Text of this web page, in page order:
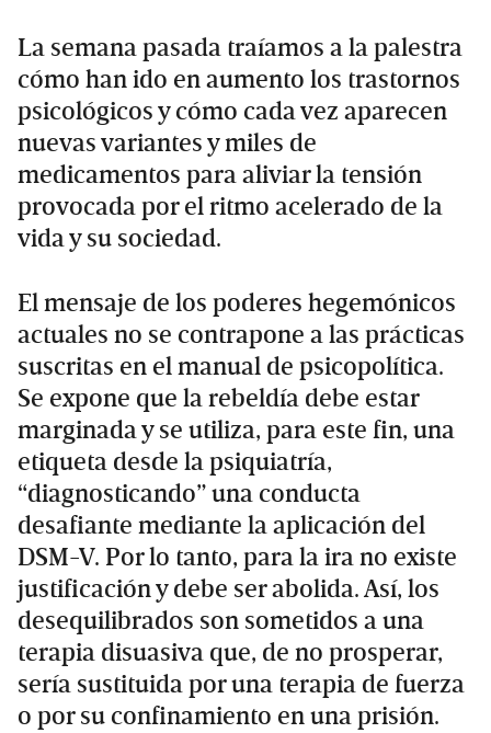
La semana pasada traíamos a la palestra
cómo han ido en aumento los trastornos
psicológicos y cómo cada vez aparecen
nuevas variantes y miles de
medicamentos para aliviar la tensión
provocada por el ritmo acelerado de la
vida y su sociedad.
El mensaje de los poderes hegemónicos
actuales no se contrapone a las prácticas
suscritas en el manual de psicopolítica.
Se expone que la rebeldía debe estar
marginada y se utiliza, para este fin, una
etiqueta desde la psiquiatría,
“diagnosticando” una conducta
desafiante mediante la aplicación del
DSM-V. Por lo tanto, para la ira no existe
justificación y debe ser abolida. Así, los
desequilibrados son sometidos a una
terapia disuasiva que, de no prosperar,
sería sustituida por una terapia de fuerza
o por su confinamiento en una prisión.